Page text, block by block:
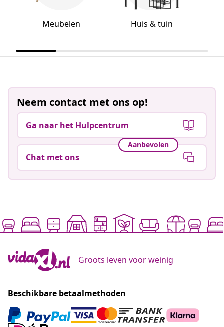
Meubelen Huis & tuin
Neem contact met ons op!
Ga naar het Hulpcentrum
Aanbevolen
Chat met ons
Groots leven voor weinig
Beschikbare betaalmethoden